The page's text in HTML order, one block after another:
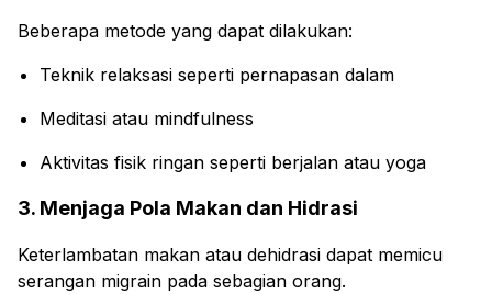
Beberapa metode yang dapat dilakukan:
Teknik relaksasi seperti pernapasan dalam
Meditasi atau mindfulness
Aktivitas fisik ringan seperti berjalan atau yoga
3. Menjaga Pola Makan dan Hidrasi
Keterlambatan makan atau dehidrasi dapat memicu
serangan migrain pada sebagian orang.